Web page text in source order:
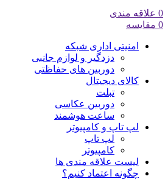
0 علاقه مندی
0 مقایسه
امنیتی اداری شبکه
دزدگیر و لوازم جانبی
دوربین های حفاظتی
کالای دیجیتال
تبلت
دوربین عکاسی
ساعت هوشمند
لپ تاپ و کامپیوتر
لپ تاپ
کامپیوتر
لیست علاقه مندی ها
چگونه اعتماد کنیم؟